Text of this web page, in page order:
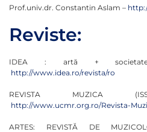
Prof.univ.dr. Constantin Aslam –
Reviste:
IDEA : artă + societate
http://www.idea.ro/revista/ro
REVISTA MUZICA
http://www.ucmr.org.ro/Revista-
ARTES: REVISTĂ DE